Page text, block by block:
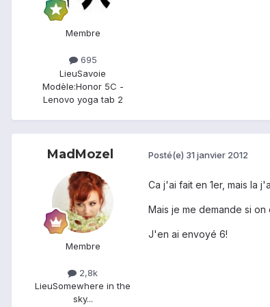
Membre
695
LieuSavoie
Modèle:Honor 5C -
Lenovo yoga tab 2
MadMozel
Membre
2,8k
LieuSomewhere in the
sky...
Posté(e) 31 janvier 2012
Ca j'ai fait en 1er, mais la
Mais je me demande si on
J'en ai envoyé 6!